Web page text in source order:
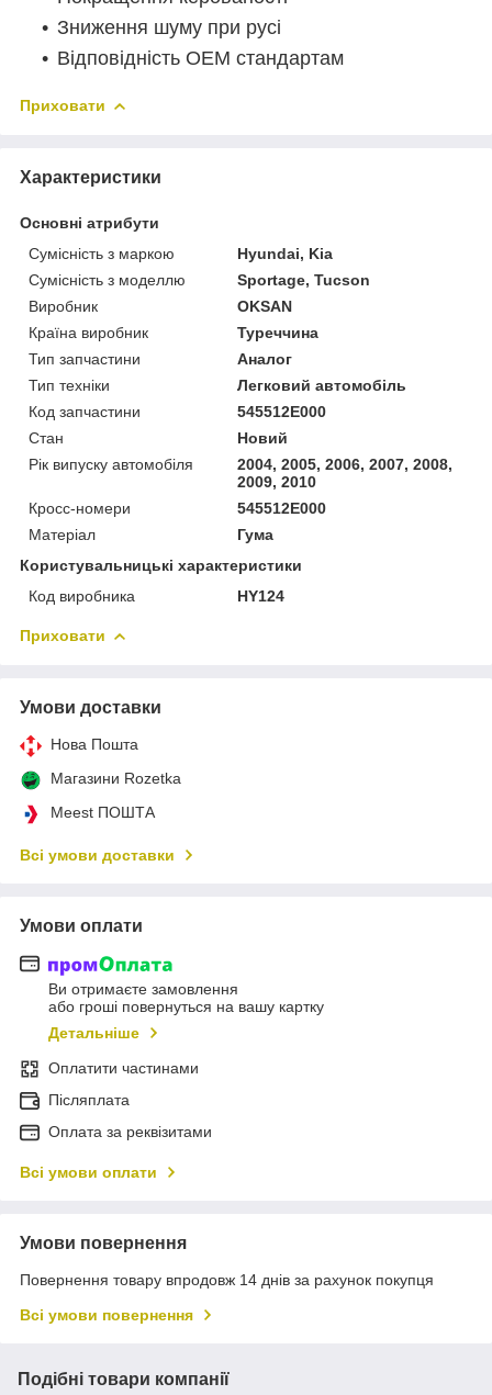
Зниження шуму при русі
Відповідність OEM стандартам
Приховати
Характеристики
Основні атрибути
Сумісність з маркою
Hyundai, Kia
Сумісність з моделлю
Sportage, Tucson
Виробник
OKSAN
Країна виробник
Туреччина
Тип запчастини
Аналог
Тип техніки
Легковий автомобіль
Код запчастини
545512E000
Стан
Новий
Рік випуску автомобіля
2004, 2005, 2006, 2007, 2008,
2009, 2010
Кросс-номери
545512E000
Матеріал
Гума
Користувальницькі характеристики
Код виробника
HY124
Приховати
Умови доставки
Нова Пошта
Магазини Rozetka
Meest ПОШТА
Всі умови доставки
Умови оплати
Ви отримаєте замовлення
або гроші повернуться на вашу картку
Детальніше
Оплатити частинами
Післяплата
Оплата за реквізитами
Всі умови оплати
Умови повернення
Повернення товару впродовж 14 днів за рахунок покупця
Всі умови повернення
Подібні товари компанії